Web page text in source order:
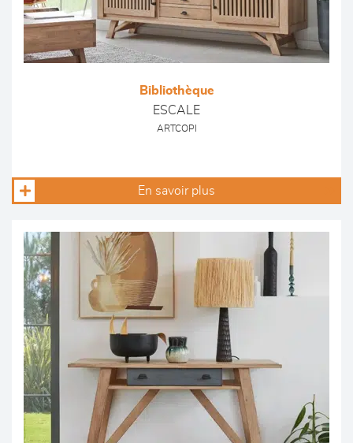
Bibliothèque
ESCALE
ARTCOPI
En savoir plus